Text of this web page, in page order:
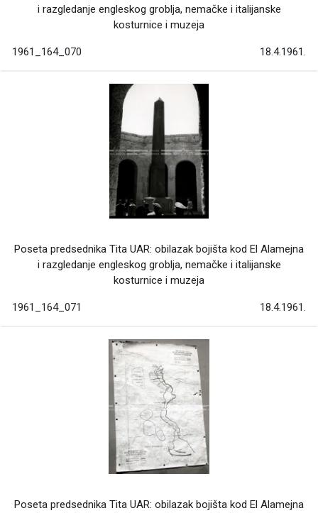
i razgledanje engleskog groblja, nemačke i italijanske
kosturnice i muzeja
1961_164_070 18.4.1961.
Poseta predsednika Tita UAR: obilazak bojišta kod El Alamejna
i razgledanje engleskog groblja, nemačke i italijanske
kosturnice i muzeja
1961_164_071 18.4.1961.
Poseta predsednika Tita UAR: obilazak bojišta kod El Alamejna